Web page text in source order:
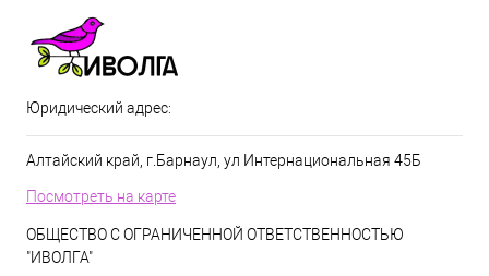
Юридический адрес:
Алтайский край, г.Барнаул, ул Интернациональная 45Б
Посмотреть на карте
ОБЩЕСТВО С ОГРАНИЧЕННОЙ ОТВЕТСТВЕННОСТЬЮ
"ИВОЛГА"